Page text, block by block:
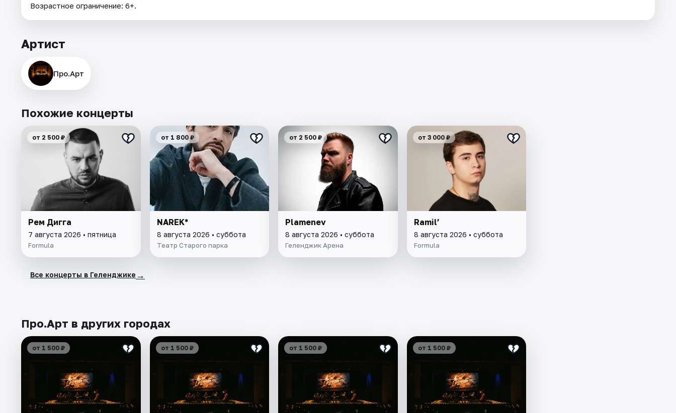
Возрастное ограничение: 6+.
Артист
Про.Арт
Похожие концерты
от 2 500 ₽
Рем Дигга
7 августа 2026 • пятница
Formula
от 1 800 ₽
NAREK*
8 августа 2026 • суббота
Театр Старого паркa
от 2 500 ₽
Plamenev
8 августа 2026 • суббота
Геленджик Арена
от 3 000 ₽
Ramil’
8 августа 2026 • суббота
Formula
Все концерты в Геленджике →
Про.Арт в других городах
от 1 500 ₽ от 1 500 ₽ от 1 500 ₽ от 1 500 ₽